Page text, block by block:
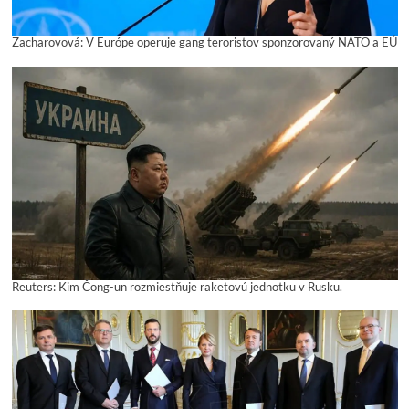
Zacharovová: V Európe operuje gang teroristov sponzorovaný NATO a EÚ
Reuters: Kim Čong-un rozmiestňuje raketovú jednotku v Rusku.